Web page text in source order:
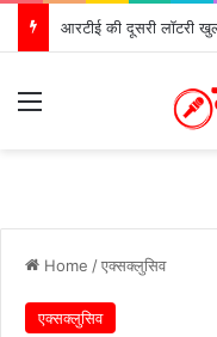
Home /एक्सक्लुसिव
एक्सक्लुसिव